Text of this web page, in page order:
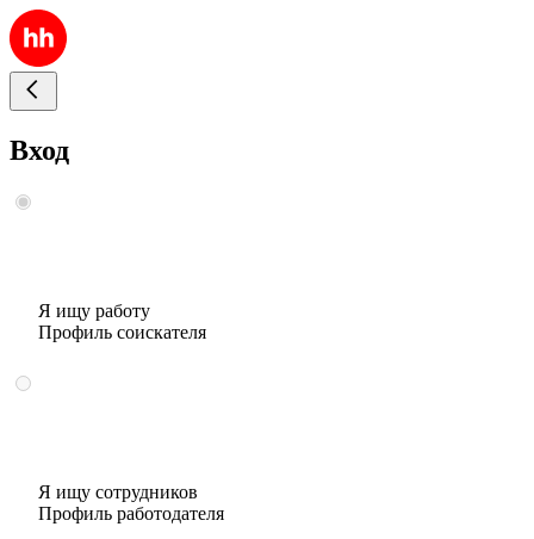
Вход
Я ищу работу
Профиль соискателя
Я ищу сотрудников
Профиль работодателя